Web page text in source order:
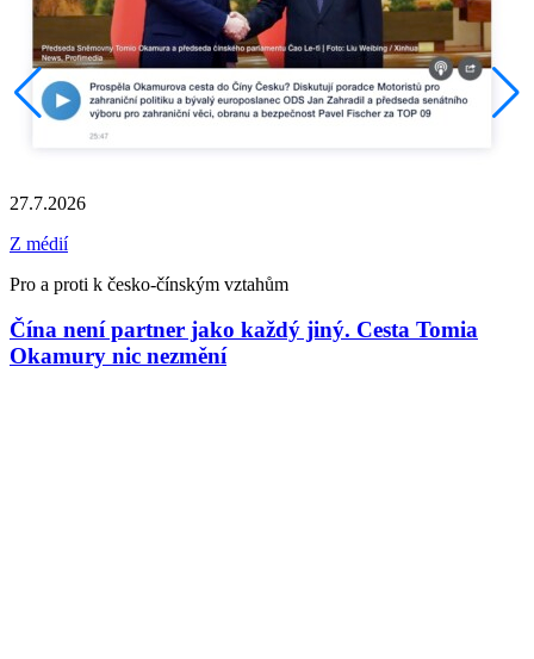
27.7.2026
Z médií
Pro a proti k česko-čínským vztahům
Čína není partner jako každý jiný. Cesta Tomia
Okamury nic nezmění